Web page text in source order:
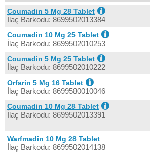
Coumadin 5 Mg 28 Tablet
İlaç Barkodu: 8699502013384
Coumadin 10 Mg 25 Tablet
İlaç Barkodu: 8699502010253
Coumadin 5 Mg 25 Tablet
İlaç Barkodu: 8699502010222
Orfarin 5 Mg 16 Tablet
İlaç Barkodu: 8699580010046
Coumadin 10 Mg 28 Tablet
İlaç Barkodu: 8699502013391
Warfmadin 10 Mg 28 Tablet
İlaç Barkodu: 8699502014138